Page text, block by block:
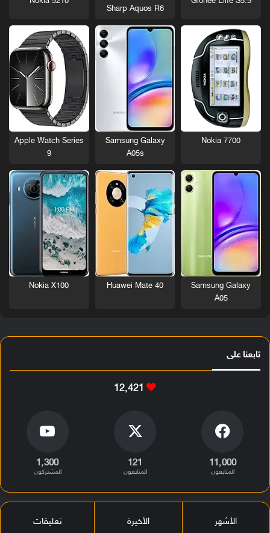
Sharp Aquos R6
Nokia 7700
Samsung Galaxy
A05s
Apple Watch Series
9
Samsung Galaxy
A05
Huawei Mate 40
Nokia X100
تابعنا على
12٬421
11٬000
المتابعون
121
المتابعون
1٬300
المشتركون
الأشهر الأخيرة تعليقات